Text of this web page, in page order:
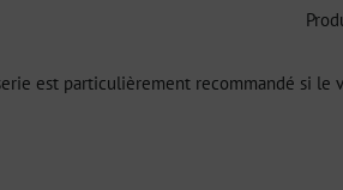
est particulièrement recommandé si